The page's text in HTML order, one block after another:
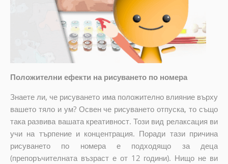
Положителни ефекти на рисуването по номера
Знаете ли, че рисуването има положително влияние върху
вашето тяло и ум? Освен че рисуването отпуска, то също
така развива вашата креативност. Този вид релаксация ви
учи на търпение и концентрация. Поради тази причина
рисуването по номера е подходящо за деца
(препоръчителната възраст е от 12 години). Нищо не ви